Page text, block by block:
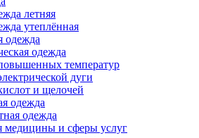
летняя
утеплённая
одежда
одежда
температур
дуги
и щелочей
одежда
одежда
медицины и сферы услуг